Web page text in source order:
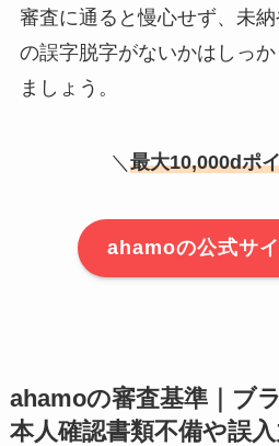
審査に通ると慢心せず、未
の誤字脱字がないかはしっ
ましょう。
＼ 最大10,000dポ
ahamoの公式サ
ahamoの審査基準｜ブ
本人確認書類不備や誤入